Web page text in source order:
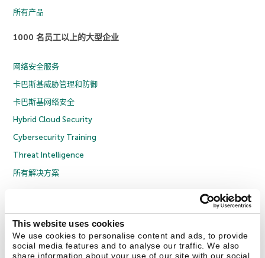
This website uses cookies
We use cookies to personalise content and ads, to provide
social media features and to analyse our traffic. We also
share information about your use of our site with our social
所有产品
1000 名员工以上的大型企业
网络安全服务
卡巴斯基威胁管理和防御
卡巴斯基网络安全
Hybrid Cloud Security
Cybersecurity Training
Threat Intelligence
所有解决方案
隐私策略
反腐败政策
许可协议 B2B
京ICP备12053225号
京公网安备 11010102001169号